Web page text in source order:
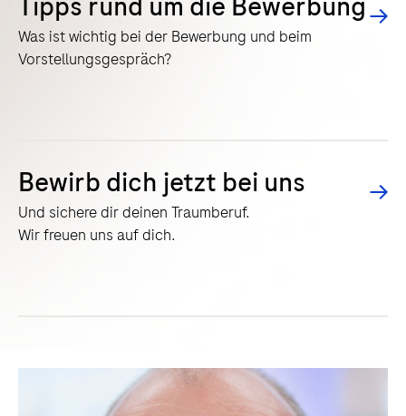
Was ist wichtig bei der Bewerbung und beim
Vorstellungsgespräch?
Bewirb dich jetzt bei uns
Und sichere dir deinen Traumberuf.
Wir freuen uns auf dich.